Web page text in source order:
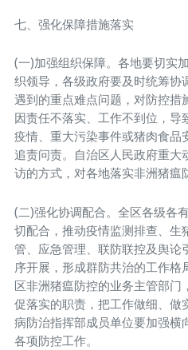
七、强化保障措施落实
(一)加强组织保障。各地要切实
织领导，各级政府要及时统筹协
遇到的重点难点问题，对防控
因责任不落实、工作不到位，
疫情、重大污染事件或猪肉食
追责问责。自治区人民政府重
访的方式，对各地落实非洲猪瘟
(二)强化协调配合。全区各级各
切配合，推动疫情监测排查、生
管、应急管理、联防联控及舆
序开展，形成群防共治的工作
区非洲猪瘟防控的业务主管部
促落实的职责，把工作做细、做
病防治指挥部成员单位要加强横
各项防控工作。